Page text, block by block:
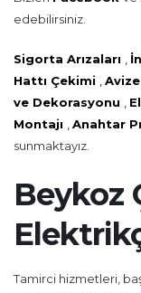
edebilirsiniz.
Sigorta Arızaları
Hattı Çekimi
ve Dekorasyonu
Montajı
Anahtar
sunmaktayız.
Beykoz
Tamirci hizmetleri,